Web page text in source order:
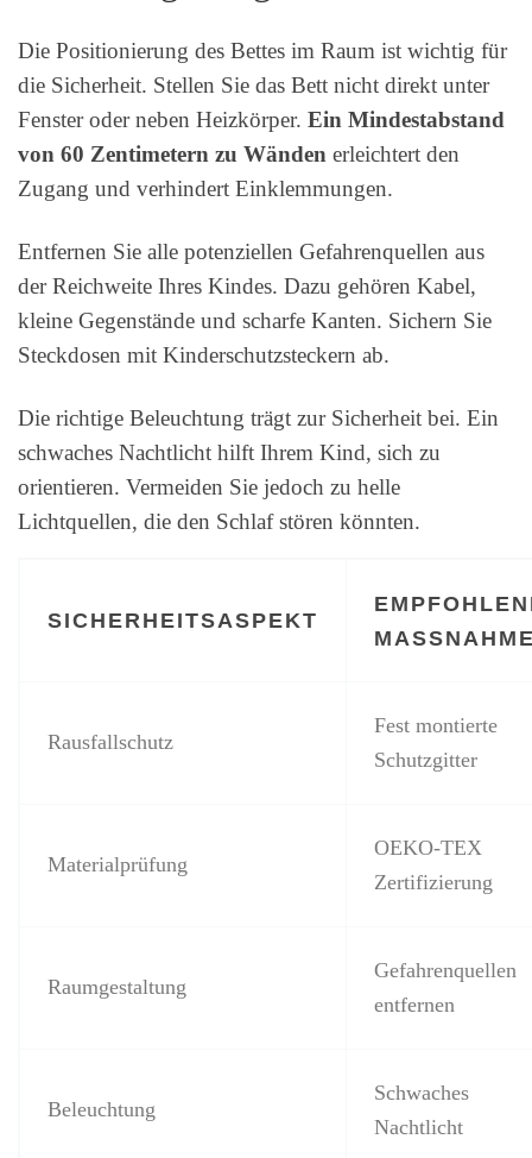
Die Positionierung des Bettes im Raum ist wichtig für
die Sicherheit. Stellen Sie das Bett nicht direkt unter
Fenster oder neben Heizkörper. Ein Mindestabstand
von 60 Zentimetern zu Wänden erleichtert den
Zugang und verhindert Einklemmungen.
Entfernen Sie alle potenziellen Gefahrenquellen aus
der Reichweite Ihres Kindes. Dazu gehören Kabel,
kleine Gegenstände und scharfe Kanten. Sichern Sie
Steckdosen mit Kinderschutzsteckern ab.
Die richtige Beleuchtung trägt zur Sicherheit bei. Ein
schwaches Nachtlicht hilft Ihrem Kind, sich zu
orientieren. Vermeiden Sie jedoch zu helle
Lichtquellen, die den Schlaf stören könnten.
SICHERHEITSASPEKT
MASSNAHME
Rausfallschutz
Fest montierte
Schutzgitter
Materialprüfung
OEKO-TEX
Zertifizierung
Raumgestaltung
Gefahrenquellen
entfernen
Beleuchtung
Schwaches
Nachtlicht